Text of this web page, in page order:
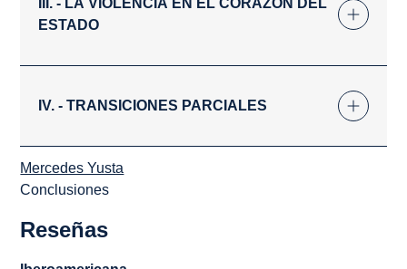
III. - LA VIOLENCIA EN EL CORAZÓN DEL
ESTADO
IV. - TRANSICIONES PARCIALES
Mercedes Yusta
Conclusiones
Reseñas